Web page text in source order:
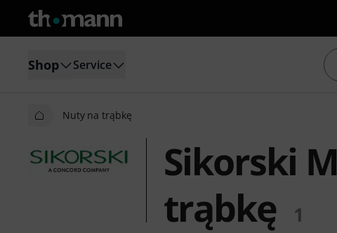
Shop Service
Nuty na trąbkę
Sikorski
trąbkę
1